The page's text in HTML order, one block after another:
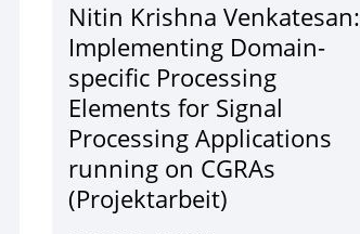
Nitin Krishna Venkatesan:
Implementing Domain-
specific Processing
Elements for Signal
Processing Applications
running on CGRAs
(Projektarbeit)